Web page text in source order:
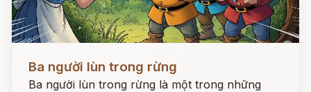
Ba người lùn trong rừng
Ba người lùn trong rừng là một trong những